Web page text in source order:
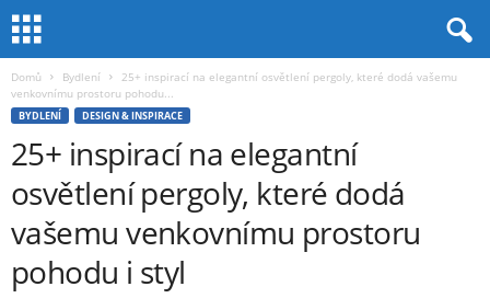
Domů Bydlení
25+ inspirací na elegantní osvětlení pergoly, které dodá vašemu
venkovnímu prostoru pohodu...
BYDLENÍ DESIGN & INSPIRACE
25+ inspirací na elegantní
osvětlení pergoly, které dodá
vašemu venkovnímu prostoru
pohodu i styl